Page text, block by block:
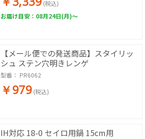
(税込)
お届け目安：08月24日(月)～
【メール便での発送商品】スタイリッ
シュ ステン穴明きレンゲ
型番： PR6062
￥979 (税込)
IH対応 18-0 セイロ用鍋 15cm用